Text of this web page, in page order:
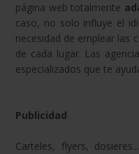
página web totalmente
caso, no solo influye el
necesidad de emplear las
de cada lugar. Las
especializados que te
Publicidad
Carteles, flyers,